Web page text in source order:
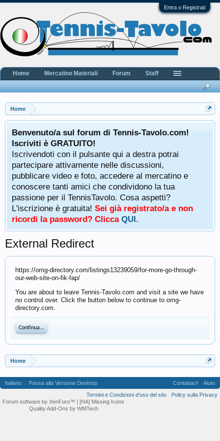
Entra o Registrati
Home
Benvenuto/a sul forum di Tennis-Tavolo.com!
Iscriviti è GRATUITO!
Iscrivendoti con il pulsante qui a destra potrai
partecipare attivamente nelle discussioni,
pubblicare video e foto, accedere al mercatino e
conoscere tanti amici che condividono la tua
passione per il TennisTavolo. Cosa aspetti?
L'iscrizione è gratuita! Sei già registrato/a e non
ricordi la password? Clicca QUI.
External Redirect
https://omg-directory.com/listings13239059/for-more-go-through-
our-web-site-on-fik-fap/
You are about to leave Tennis-Tavolo.com and visit a site we have
no control over. Click the button below to continue to omg-
directory.com.
Continua...
Home
Home Mercatino Materiali Forum Staff
Italiano Passa alla Versione Desktop Contattaci!
Aiuto
Termini e Condizioni d'uso del sito
Policy sulla Privacy
Forum software by XenForo™ | [HA] Missing Icons
Quality Add-Ons by WMTech